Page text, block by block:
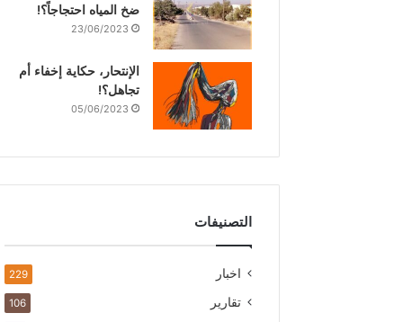
ضخ المياه احتجاجاً؟!
23/06/2023
الإنتحار، حكاية إخفاء أم
تجاهل؟!
05/06/2023
التصنيفات
اخبار 229
تقارير 106